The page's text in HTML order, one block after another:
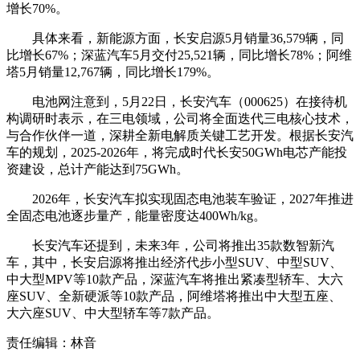
增长70%。
具体来看，新能源方面，长安启源5月销量36,579辆，同
比增长67%；深蓝汽车5月交付25,521辆，同比增长78%；阿维
塔5月销量12,767辆，同比增长179%。
电池网注意到，5月22日，长安汽车（000625）在接待机
构调研时表示，在三电领域，公司将全面迭代三电核心技术，
与合作伙伴一道，深耕全新电解质关键工艺开发。 根据长安汽
车的规划，2025-2026年，将完成时代长安50GWh电芯产能投
资建设，总计产能达到75GWh。
2026年，长安汽车拟实现固态电池装车验证，2027年推进
全固态电池逐步量产，能量密度达400Wh/kg。
长安汽车还提到，未来3年，公司将推出35款数智新汽
车，其中，长安启源将推出经济代步小型SUV、中型SUV、
中大型MPV等10款产品，深蓝汽车将推出紧凑型轿车、大六
座SUV、全新硬派等10款产品，阿维塔将推出中大型五座、
大六座SUV、中大型轿车等7款产品。
责任编辑：林音